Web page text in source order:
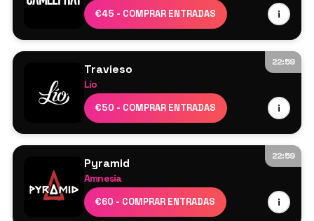
€45 - COMPRAR ENTRADAS i
CamelPhat
Butch
Meera
SALA CLUB – ARTCORE
Azyr
Indira Paganotto
Biia
Interactive Noise
Unfazed
22:59
Travieso
Lío
€50 - COMPRAR ENTRADAS i
Cartel por confirmar
22:59
Pyramid
Amnesia
€60 - COMPRAR ENTRADAS i
Interplanetary Criminal
Luke Dean